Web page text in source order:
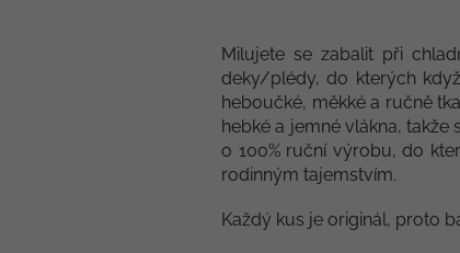
Milujete se zabalit při
deky/plédy, do kterých
heboučké, měkké a ručně
hebké a jemné vlákna,
o 100% ruční výrobu, do
rodinným tajemstvím.
Každý kus je originál, proto